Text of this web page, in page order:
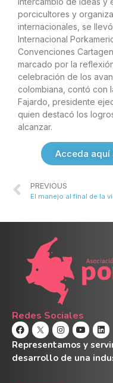
porcicultores y
internacionales, se
Internacional
Convenciones
marcado por la
celebración de los
colombiana, contó con
Fajardo, presidente
quien destacó los
alcanzar.
Acceda aquí
PREVIOUS
Redes Sociales
Representamos y
desarrollo de una